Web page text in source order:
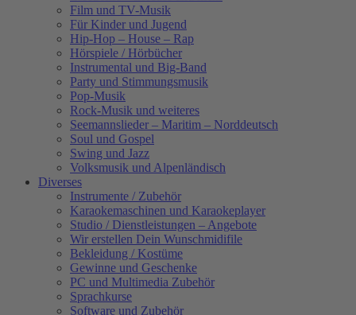
Film und TV-Musik
Für Kinder und Jugend
Hip-Hop – House – Rap
Hörspiele / Hörbücher
Instrumental und Big-Band
Party und Stimmungsmusik
Pop-Musik
Rock-Musik und weiteres
Seemannslieder – Maritim – Norddeutsch
Soul und Gospel
Swing und Jazz
Volksmusik und Alpenländisch
Diverses
Instrumente / Zubehör
Karaokemaschinen und Karaokeplayer
Studio / Dienstleistungen – Angebote
Wir erstellen Dein Wunschmidifile
Bekleidung / Kostüme
Gewinne und Geschenke
PC und Multimedia Zubehör
Sprachkurse
Software und Zubehör